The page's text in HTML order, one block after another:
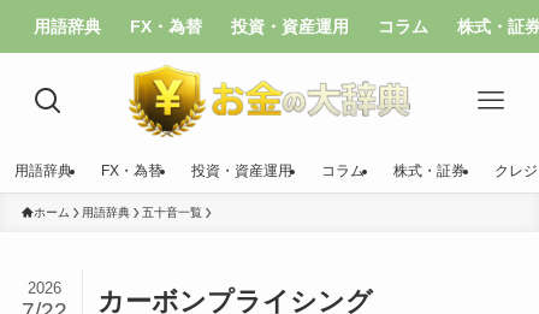
用語辞典 FX・為替 投資・資産運用 コラム 株式・証
用語辞典 FX・為替 投資・資産運用 コラム 株式・証券 クレ
ホーム 用語辞典 五十音一覧
カーボンプライシング
2026